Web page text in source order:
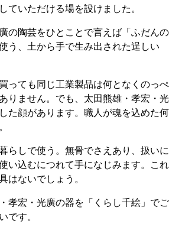
ていただける場を設けました。
の陶芸をひとことで言えば「ふだんの
う、土から手で生み出された逞しい
っても同じ工業製品は何となくのっぺ
りません。でも、太田熊雄・孝宏・光
た顔があります。職人が魂を込めた何
らしで使う。無骨でさえあり、扱いに
い込むにつれて手になじみます。これ
はないでしょう。
孝宏・光廣の器を「くらし千絵」でご
です。